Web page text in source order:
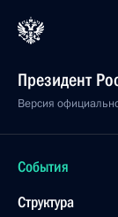
Президент
Версия
События
Структура